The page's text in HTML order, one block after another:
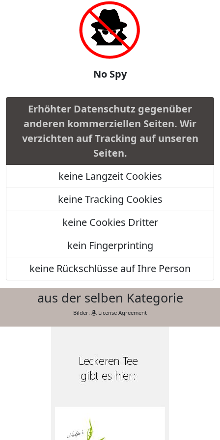
No Spy
Erhöhter Datenschutz gegenüber
anderen kommerziellen Seiten. Wir
verzichten auf Tracking auf unseren
Seiten.
keine Langzeit Cookies
keine Tracking Cookies
keine Cookies Dritter
kein Fingerprinting
keine Rückschlüsse auf Ihre Person
aus der selben Kategorie
Bilder: License Agreement